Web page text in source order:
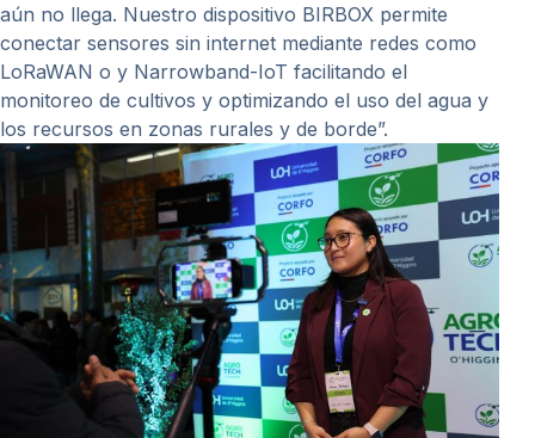
aún no llega. Nuestro dispositivo BIRBOX permite
conectar sensores sin internet mediante redes como
LoRaWAN o y Narrowband-IoT facilitando el
monitoreo de cultivos y optimizando el uso del agua y
los recursos en zonas rurales y de borde”.